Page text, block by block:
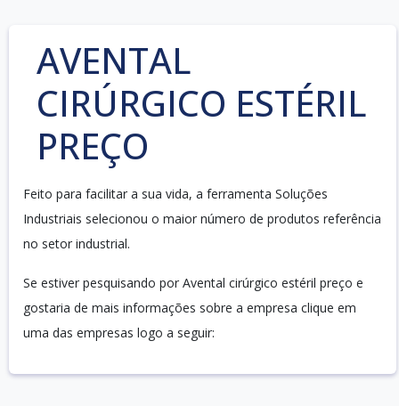
AVENTAL
CIRÚRGICO ESTÉRIL
PREÇO
Feito para facilitar a sua vida, a ferramenta Soluções
Industriais selecionou o maior número de produtos referência
no setor industrial.
Se estiver pesquisando por Avental cirúrgico estéril preço e
gostaria de mais informações sobre a empresa clique em
uma das empresas logo a seguir: